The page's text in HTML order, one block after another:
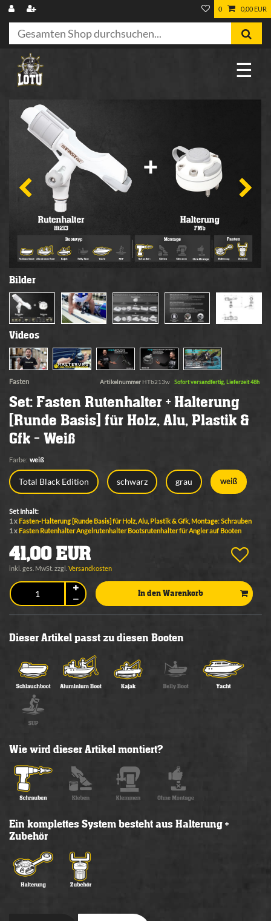
0 0,00 EUR
☰
Bilder
Videos
Fasten Artikelnummer HTb213w Sofort versandfertig, Lieferzeit 48h
Set: Fasten Rutenhalter + Halterung
[Runde Basis] für Holz, Alu, Plastik &
Gfk - Weiß
Farbe: weiß
Total Black Edition schwarz grau weiß
Set Inhalt:
1 x Fasten-Halterung [Runde Basis] für Holz, Alu, Plastik & Gfk, Montage: Schrauben
1 x Fasten Rutenhalter Angelrutenhalter Bootsrutenhalter für Angler auf Booten
41,00 EUR
inkl. ges. MwSt. zzgl. Versandkosten
In den Warenkorb
Dieser Artikel passt zu diesen Booten
Wie wird dieser Artikel montiert?
Ein komplettes System besteht aus Halterung +
Zubehör